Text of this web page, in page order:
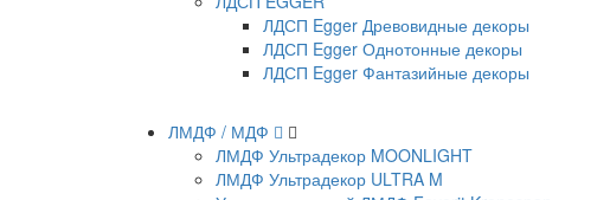
ЛДСП Egger Древовидные декоры
ЛДСП Egger Однотонные декоры
ЛДСП Egger Фантазийные декоры
ЛМДФ / МДФ
ЛМДФ Ультрадекор MOONLIGHT
ЛМДФ Ультрадекор ULTRA M